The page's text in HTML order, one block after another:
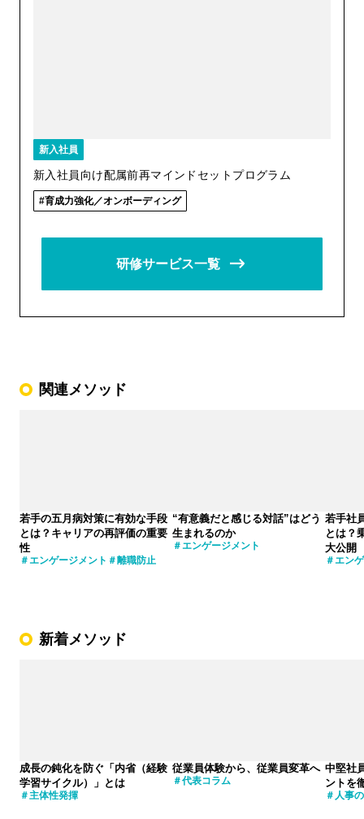
新入社員
新入社員向け配属前再マインドセットプログラム
育成力強化／オンボーディング
研修サービス一覧
関連メソッド
若手の五月病対策に有効な手段
とは？キャリアの再評価の重要
性
エンゲージメント 離職防止
“有意義だと感じる対話”はどう
生まれるのか
エンゲージメント
若手社
とは？
大公開
エン
新着メソッド
成長の鈍化を防ぐ「内省（経験
学習サイクル）」とは
主体性発揮
従業員体験から、従業員変革へ
代表コラム
中堅社
ントを
人事